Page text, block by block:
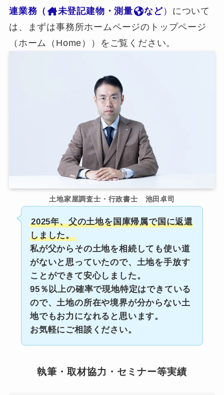
連業務（
未登記建物・測量 など） について
は、まずは事務所ホームページのトップページ
（ホーム（Home））をご覧ください。
土地家屋調査士・行政書士 池田卓司
2025年、父の土地を国庫帰属で国に返還
しました。
私が父からその土地を相続しても使い道
がないと思っていたので、土地を手放す
ことができて安心しました。
95％以上の確率で現地特定はできている
ので、土地の所在や境界が分からない土
地でもお力になれると思います。
お気軽にご相談ください。
執筆・取材協力・セミナー等実績